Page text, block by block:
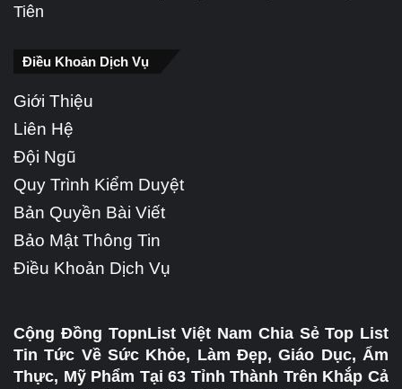
Tiên
Điều Khoản Dịch Vụ
Giới Thiệu
Liên Hệ
Đội Ngũ
Quy Trình Kiểm Duyệt
Bản Quyền Bài Viết
Bảo Mật Thông Tin
Điều Khoản Dịch Vụ
Cộng Đồng TopnList Việt Nam Chia Sẻ Top List
Tin Tức Về Sức Khỏe, Làm Đẹp, Giáo Dục, Ẩm
Thực, Mỹ Phẩm Tại 63 Tỉnh Thành Trên Khắp Cả